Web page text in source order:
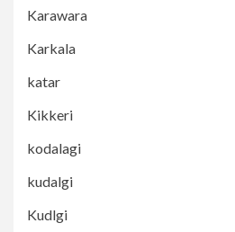
Karawara
Karkala
katar
Kikkeri
kodalagi
kudalgi
Kudlgi